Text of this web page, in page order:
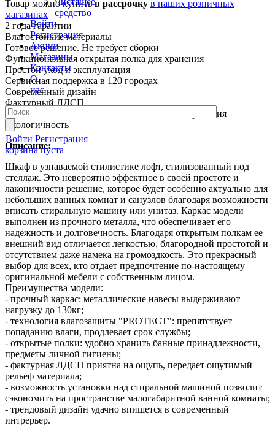
средство
Войти
Регистрация
Акции
Магазины
Контакты
О
нас
Войти Регистрация
корзина пуста
Товар можно купитьв рассрочку в наших розничных
магазинах
2 года гарантии
Влагостойкие материалы
Готовое решение. Не требует сборки
Функциональная открытая полка для хранения
Простой уход и эксплуатация
Сервисная поддержка в 120 городах
Современный дизайн
Фактурный ЛДСП
Функциональная и вместительная система хранения
Экологичность
Описание:
Шкаф в узнаваемой стилистике лофт, стилизованный под
стеллаж. Это невероятно эффектное в своей простоте и
лаконичности решение, которое будет особенно актуально для
небольших ванных комнат и санузлов благодаря возможности
вписать стиральную машину или унитаз. Каркас модели
выполнен из прочного металла, что обеспечивает его
надёжность и долговечность. Благодаря открытым полкам ее
внешний вид отличается легкостью, благородной простотой и
отсутствием даже намека на громоздкость. Это прекрасный
выбор для всех, кто отдает предпочтение по-настоящему
оригинальной мебели с собственным лицом.
Преимущества модели:
- прочный каркас: металлические навесы выдерживают
нагрузку до 130кг;
- технология влагозащиты "PROTECT": препятствует
попаданию влаги, продлевает срок службы;
- открытые полки: удобно хранить банные принадлежности,
предметы личной гигиены;
- фактурная ЛДСП приятна на ощупь, передает ощутимый
рельеф материала;
- возможность установки над стиральной машиной позволит
сэкономить на пространстве малогабаритной ванной комнаты;
- трендовый дизайн удачно впишется в современный
интрерьер.